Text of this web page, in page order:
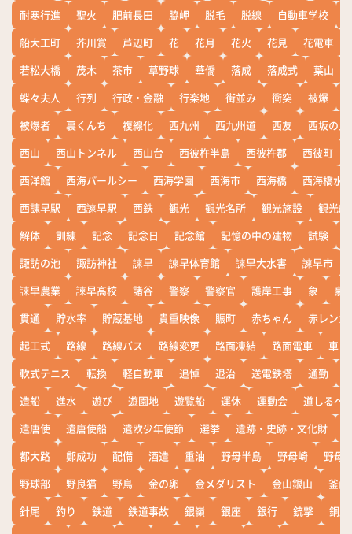
耐寒行進
聖火 肥前長田 脇岬 脱毛 脱線 自動車学校
船大工町
芥川賞 芦辺町 花 花月 花火 花見 花電車
若松大橋
茂木 茶市 草野球 華僑 落成 落成式 葉山
蝶々夫人
行列 行政・金融 行楽地 街並み 衝突 被爆
被爆者
裏くんち 複線化 西九州 西九州道 西友
西坂の丘
西山
西山トンネル 西山台 西彼杵半島 西彼杵郡 西彼町
西洋館
西海パールシー 西海学園 西海市 西海橋
西海橋水
西諌早駅
西諫早駅 西鉄 観光 観光名所 観光施設
観光船
解体
訓練 記念 記念日 記念館 記憶の中の建物 試験
諏訪の池
諏訪神社 諫早 諫早体育館 諫早大水害 諫早市
諫早農業
諫早高校 諸谷 警察 警察官 護岸工事 象
豪
貫通
貯水率 貯蔵基地 貴重映像 賑町 赤ちゃん
赤レンガ
起工式
路線 路線バス 路線変更 路面凍結 路面電車
車
軟式テニス
転換 軽自動車 追悼 退治 送電鉄塔 通勤
造船
進水 遊び 遊園地 遊覧船 運休 運動会
道しるべ
遣唐使
遣唐使船 遣欧少年使節 選挙 遺跡・史跡・文化財
都大路
鄭成功 配備 酒造 重油 野母半島 野母崎
野母
野球部
野良猫 野鳥 金の卵 金メダリスト 金山銀山
釜山
針尾
釣り 鉄道 鉄道事故 銀嶺 銀座 銀行 銃撃
銅座